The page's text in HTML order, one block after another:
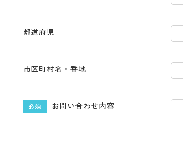
都道府県
市区町村名・番地
必須 お問い合わせ内容